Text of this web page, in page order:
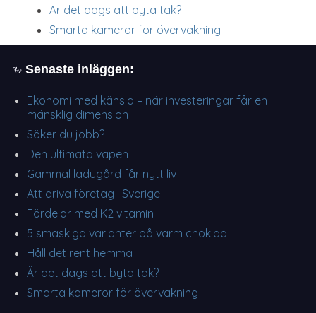
Senaste inläggen:
Ekonomi med känsla – när investeringar får en
mänsklig dimension
Söker du jobb?
Den ultimata vapen
Gammal ladugård får nytt liv
Att driva företag i Sverige
Fördelar med K2 vitamin
5 smaskiga varianter på varm choklad
Håll det rent hemma
Är det dags att byta tak?
Smarta kameror för övervakning
Är det dags att byta tak?
Smarta kameror för övervakning